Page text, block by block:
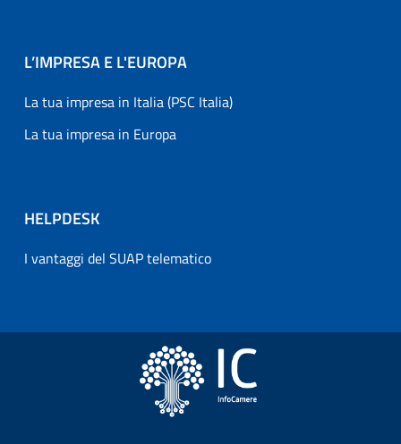
L’IMPRESA E L'EUROPA
La tua impresa in Italia (PSC Italia)
La tua impresa in Europa
HELPDESK
I vantaggi del SUAP telematico